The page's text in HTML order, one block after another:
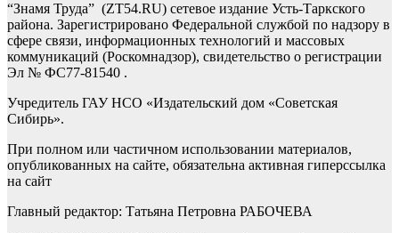
“Знамя Труда” (ZT54.RU) сетевое издание Усть-Таркского
района. Зарегистрировано Федеральной службой по надзору в
сфере связи, информационных технологий и массовых
коммуникаций (Роскомнадзор), свидетельство о регистрации
Эл № ФС77-81540 .
Учредитель ГАУ НСО «Издательский дом «Советская
Сибирь».
При полном или частичном использовании материалов,
опубликованных на сайте, обязательна активная гиперссылка
на сайт
Главный редактор: Татьяна Петровна РАБОЧЕВА